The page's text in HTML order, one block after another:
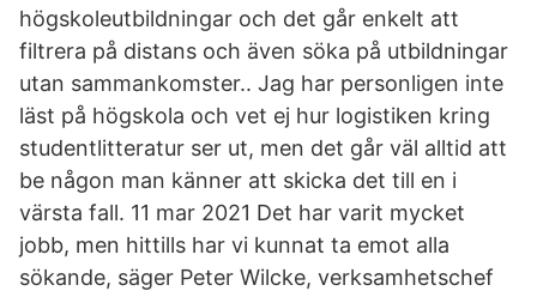
högskoleutbildningar och det går enkelt att
filtrera på distans och även söka på utbildningar
utan sammankomster.. Jag har personligen inte
läst på högskola och vet ej hur logistiken kring
studentlitteratur ser ut, men det går väl alltid att
be någon man känner att skicka det till en i
värsta fall. 11 mar 2021 Det har varit mycket
jobb, men hittills har vi kunnat ta emot alla
sökande, säger Peter Wilcke, verksamhetschef